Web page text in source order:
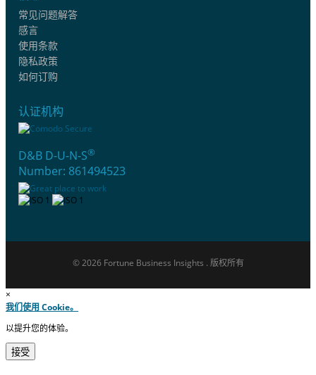
常见问题解答
感言
使用条款
隐私政策
如何订购
认证机构
D&B D-U-N-S®
Number: 861494523
© 2026 Fortune Business Insights . 版权所有
×
我们使用 Cookie。
以提升您的体验。
接受